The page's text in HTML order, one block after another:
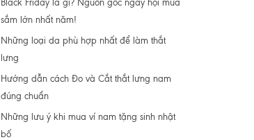
Black Friday là gì? Nguồn gốc ngày hội mua
sắm lớn nhất năm!
Những loại da phù hợp nhất để làm thắt
lưng
Hướng dẫn cách Đo và Cắt thắt lưng nam
đúng chuẩn
Những lưu ý khi mua ví nam tặng sinh nhật
bố